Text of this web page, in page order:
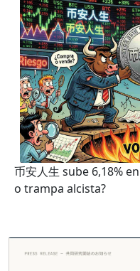
币安人生 sube 6,18%
o trampa alcista?